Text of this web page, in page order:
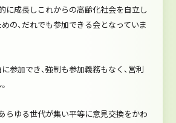
に成長しこれからの高齢化社会を自立し
の、だれでも参加できる会となっていま
参加でき、強制も参加義務もなく、営利
らゆる世代が集い平等に意見交換をかわ